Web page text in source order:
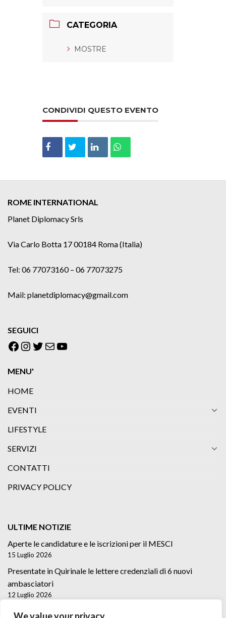
CATEGORIA
MOSTRE
CONDIVIDI QUESTO EVENTO
ROME INTERNATIONAL
Planet Diplomacy Srls
Via Carlo Botta 17 00184 Roma (Italia)
Tel: 06 77073160 – 06 77073275
Mail: planetdiplomacy@gmail.com
SEGUICI
Facebook
Instagram
Twitter
EmailYouTube
MENU'
HOME
EVENTI
LIFESTYLE
SERVIZI
CONTATTI
PRIVACY POLICY
ULTIME NOTIZIE
Aperte le candidature e le iscrizioni per il MESCI
15 Luglio 2026
Presentate in Quirinale le lettere credenziali di 6 nuovi
ambasciatori
12 Luglio 2026
Lettere credenziali di 5 nuovi Ambasciatori